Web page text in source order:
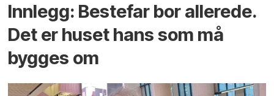
Innlegg: Bestefar bor allerede.
Det er huset hans som må
bygges om